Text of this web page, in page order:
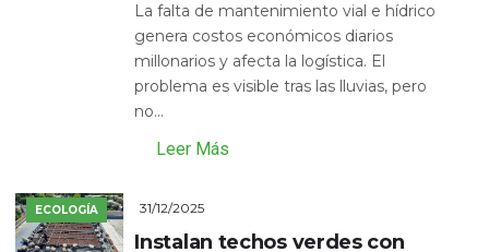
La falta de mantenimiento vial e hídrico
genera costos económicos diarios
millonarios y afecta la logística. El
problema es visible tras las lluvias, pero
no...
Leer Más
ECOLOGÍA 31/12/2025
Instalan techos verdes con